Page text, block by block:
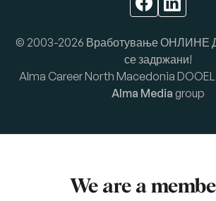
© 2003-2026 Вработување ОНЛИНЕ
се задржани!
Alma Career North Macedonia
Alma Media group
We are a